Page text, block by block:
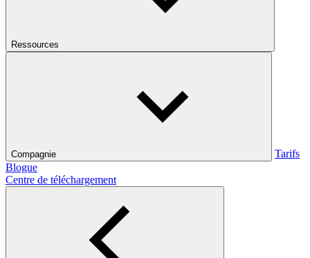
Ressources
Compagnie
Tarifs
Blogue
Centre de téléchargement